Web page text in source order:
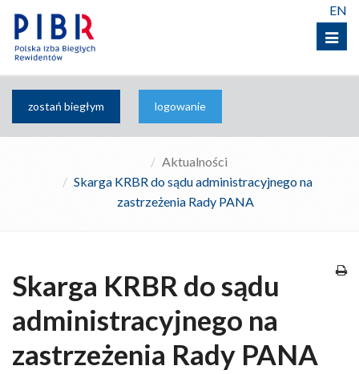
Menu
EN
zostań biegłym logowanie
Aktualności
Skarga KRBR do sądu administracyjnego na
zastrzeżenia Rady PANA
Skarga KRBR do sądu
administracyjnego na
zastrzeżenia Rady PANA